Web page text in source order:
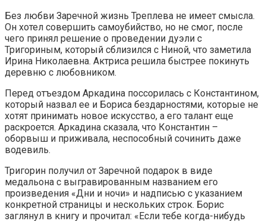
Без любви Заречной жизнь Треплева не имеет смысла.
Он хотел совершить самоубийство, но не смог, после
чего принял решение о проведении дуэли с
Тригориным, который сблизился с Ниной, что заметила
Ирина Николаевна. Актриса решила быстрее покинуть
деревню с любовником.
Перед отъездом Аркадина поссорилась с Константином,
который назвал ее и Бориса бездарностями, которые не
хотят принимать новое искусство, а его талант еще
раскроется. Аркадина сказала, что Константин –
оборвыш и приживала, неспособный сочинить даже
водевиль.
Тригорин получил от Заречной подарок в виде
медальона с выгравированным названием его
произведения «Дни и ночи» и надписью с указанием
конкретной страницы и нескольких строк. Борис
заглянул в книгу и прочитал: «Если тебе когда-нибудь